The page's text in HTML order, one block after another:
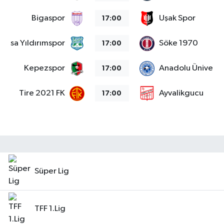
Bigaspor 17:00 Uşak Spor
Yıldırımspor 17:00 Söke 1970
Kepezspor 17:00 Anadolu
Tire 2021 FK 17:00 Ayvalikgucu
Süper Lig
TFF 1.Lig